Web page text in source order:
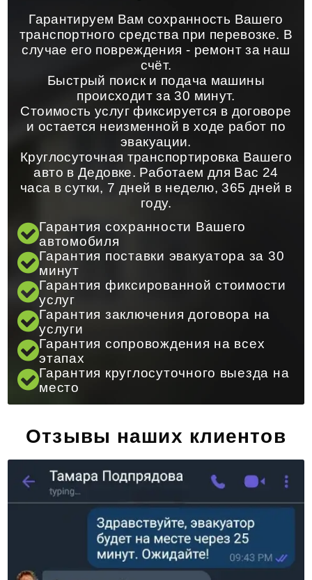
Гарантируем Вам сохранность Вашего
транспортного средства при перевозке. В
случае его повреждения - ремонт за наш
счёт.
Быстрый поиск и подача машины
происходит за 30 минут.
Стоимость услуг фиксируется в договоре
и остается неизменной в ходе работ по
эвакуации.
Круглосуточная транспортировка Вашего
авто в Дедовке. Работаем для Вас 24
часа в сутки, 7 дней в неделю, 365 дней в
году.
Гарантия сохранности Вашего
автомобиля
Гарантия поставки эвакуатора за 30
минут
Гарантия фиксированной стоимости
услуг
Гарантия заключения договора на
услуги
Гарантия сопровождения на всех
этапах
Гарантия круглосуточного выезда на
место
Отзывы наших клиентов